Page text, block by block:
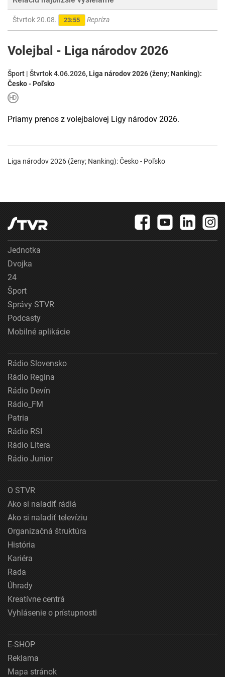
Štvrtok 20.08. 23:55 Repríza
Volejbal - Liga národov 2026
Šport | Štvrtok 4.06.2026, Liga národov 2026 (ženy; Nanking):
Česko - Poľsko
Priamy prenos z volejbalovej Ligy národov 2026.
Liga národov 2026 (ženy; Nanking): Česko - Poľsko
Jednotka
Dvojka
24
Šport
Správy STVR
Podcasty
Mobilné aplikácie
Rádio Slovensko
Rádio Regina
Rádio Devín
Rádio_FM
Patria
Rádio RSI
Rádio Litera
Rádio Junior
O STVR
Ako si naladiť rádiá
Ako si naladiť televíziu
Organizačná štruktúra
História
Kariéra
Rada
Úhrady
Kreatívne centrá
Vyhlásenie o prístupnosti
E-SHOP
Reklama
Mapa stránok